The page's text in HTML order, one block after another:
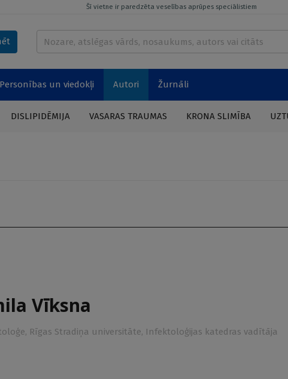
Šī vietne ir paredzēta veselības aprūpes speciālistiem
Personības un viedokļi Autori Žurnāli
DISLIPIDĒMIJA VASARAS TRAUMAS KRONA SLIMĪBA
Vīksna
Rīgas Stradiņa universitāte, Infektoloģijas katedras vadītāja